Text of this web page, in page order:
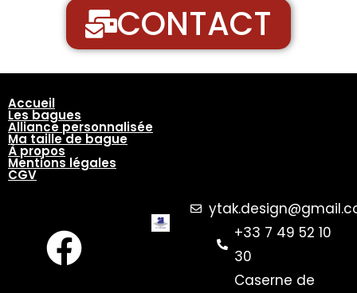
CONTACT
+33 7 49 52 10
30
Caserne de
Accueil
Les bagues
Alliance personnalisée
Ma taille de bague
À propos
Mentions légales
CGV